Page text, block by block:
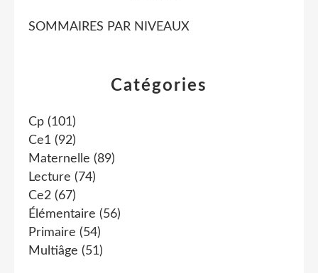
Catégories
Cp (101)
Ce1 (92)
Maternelle (89)
Lecture (74)
Ce2 (67)
Élémentaire (56)
Primaire (54)
Multiâge (51)
SOMMAIRES PAR NIVEAUX